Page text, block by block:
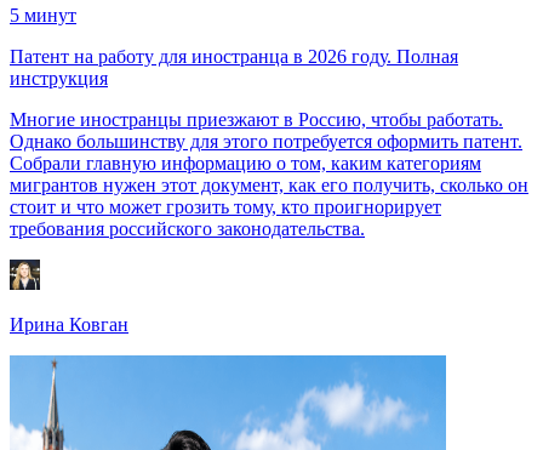
5 минут
Патент на работу для иностранца в 2026 году. Полная
инструкция
Многие иностранцы приезжают в Россию, чтобы работать.
Однако большинству для этого потребуется оформить патент.
Собрали главную информацию о том, каким категориям
мигрантов нужен этот документ, как его получить, сколько он
стоит и что может грозить тому, кто проигнорирует
требования российского законодательства.
Ирина Ковган